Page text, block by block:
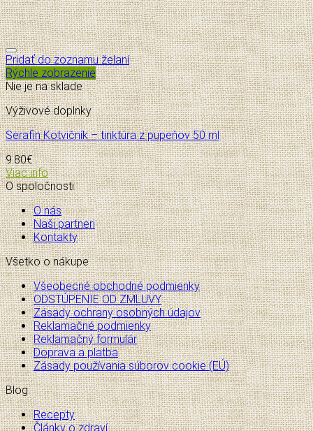
Pridať do zoznamu želaní
Rýchle zobrazenie
Nie je na sklade
Výživové doplnky
Serafin Kotvičník – tinktúra z pupeňov 50 ml
9.80€
Viac info
O spoločnosti
O nás
Naši partneri
Kontakty
Všetko o nákupe
Všeobecné obchodné podmienky
ODSTÚPENIE OD ZMLUVY
Zásady ochrany osobných údajov
Reklamačné podmienky
Reklamačný formulár
Doprava a platba
Zásady používania súborov cookie (EÚ)
Blog
Recepty
Články o zdraví